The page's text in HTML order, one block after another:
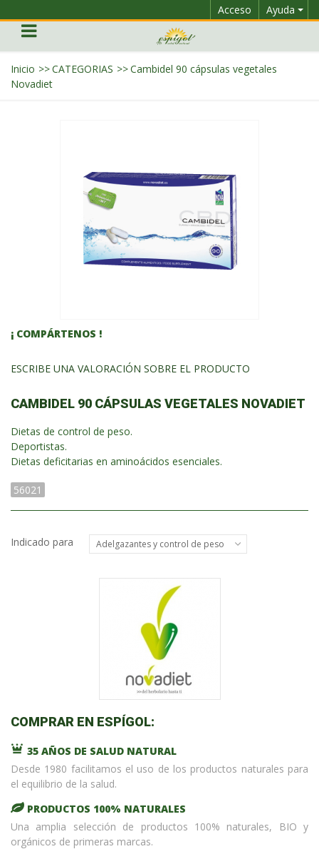
Ayuda
Acceso
Inicio >>CATEGORIAS >>Cambidel 90 cápsulas vegetales
Novadiet
¡ COMPÁRTENOS !
ESCRIBE UNA VALORACIÓN SOBRE EL PRODUCTO
CAMBIDEL 90 CÁPSULAS VEGETALES NOVADIET
Dietas de control de peso.
Deportistas.
Dietas deficitarias en aminoácidos esenciales.
56021
Indicado para Adelgazantes y control de peso
COMPRAR EN ESPÍGOL:
35 AÑOS DE SALUD NATURAL
Desde 1980 facilitamos el uso de los productos naturales para
el equilibrio de la salud.
PRODUCTOS 100% NATURALES
Una amplia selección de productos 100% naturales, BIO y
orgánicos de primeras marcas.